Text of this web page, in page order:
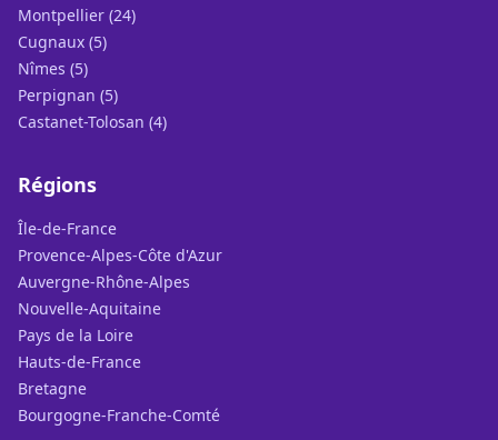
Montpellier (24)
Cugnaux (5)
Nîmes (5)
Perpignan (5)
Castanet-Tolosan (4)
Régions
Île-de-France
Provence-Alpes-Côte d'Azur
Auvergne-Rhône-Alpes
Nouvelle-Aquitaine
Pays de la Loire
Hauts-de-France
Bretagne
Bourgogne-Franche-Comté